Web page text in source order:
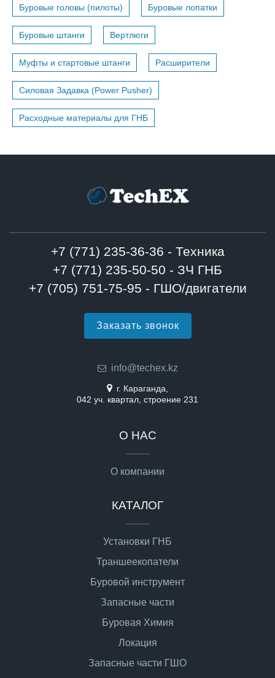
Буровые головы (пилоты) Буровые лопатки
Буровые штанги Вертлюги
Муфты и стартовые штанги Расширители
Силовая Задавка (Power Pusher)
Расходные материалы для ГНБ
+7 (771) 235-36-36 - Техника
+7 (771) 235-50-50 - ЗЧ ГНБ
+7 (705) 751-75-95 - ГШО/двигатели
Заказать звонок
info@techex.kz
г. Караганда,
042 уч. квартал, строение 231
О НАС
О компании
КАТАЛОГ
Установки ГНБ
Траншеекопатели
Буровой инструмент
Запасные части
Буровая Химия
Локация
Запасные части ГШО